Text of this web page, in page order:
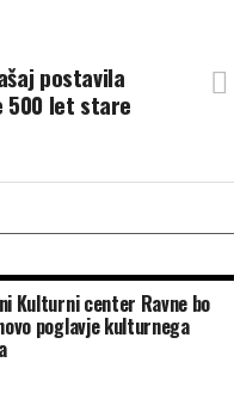
postavila
500 let stare
Kulturni center Ravne bo
poglavje kulturnega